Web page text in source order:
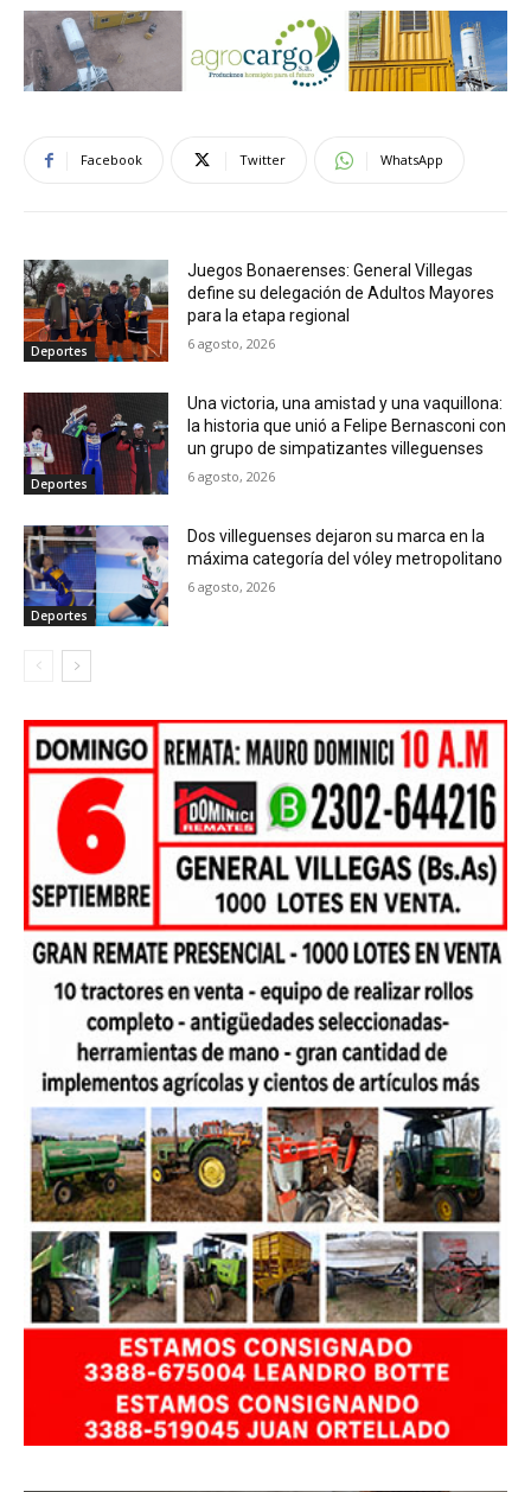
Facebook Twitter WhatsApp
Deportes
Juegos Bonaerenses: General Villegas
define su delegación de Adultos Mayores
para la etapa regional
6 agosto, 2026
Deportes
Una victoria, una amistad y una vaquillona:
la historia que unió a Felipe Bernasconi con
un grupo de simpatizantes villeguenses
6 agosto, 2026
Deportes
Dos villeguenses dejaron su marca en la
máxima categoría del vóley metropolitano
6 agosto, 2026